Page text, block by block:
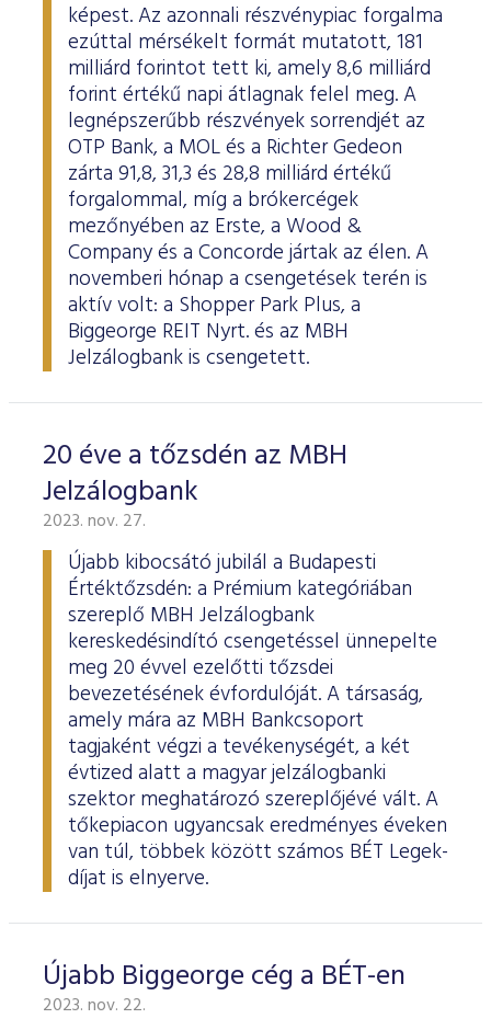
képest. Az azonnali részvénypiac forgalma
ezúttal mérsékelt formát mutatott, 181
milliárd forintot tett ki, amely 8,6 milliárd
forint értékű napi átlagnak felel meg. A
legnépszerűbb részvények sorrendjét az
OTP Bank, a MOL és a Richter Gedeon
zárta 91,8, 31,3 és 28,8 milliárd értékű
forgalommal, míg a brókercégek
mezőnyében az Erste, a Wood &
Company és a Concorde jártak az élen. A
novemberi hónap a csengetések terén is
aktív volt: a Shopper Park Plus, a
Biggeorge REIT Nyrt. és az MBH
Jelzálogbank is csengetett.
20 éve a tőzsdén az MBH
Jelzálogbank
2023. nov. 27.
Újabb kibocsátó jubilál a Budapesti
Értéktőzsdén: a Prémium kategóriában
szereplő MBH Jelzálogbank
kereskedésindító csengetéssel ünnepelte
meg 20 évvel ezelőtti tőzsdei
bevezetésének évfordulóját. A társaság,
amely mára az MBH Bankcsoport
tagjaként végzi a tevékenységét, a két
évtized alatt a magyar jelzálogbanki
szektor meghatározó szereplőjévé vált. A
tőkepiacon ugyancsak eredményes éveken
van túl, többek között számos BÉT Legek-
díjat is elnyerve.
Újabb Biggeorge cég a BÉT-en
2023. nov. 22.